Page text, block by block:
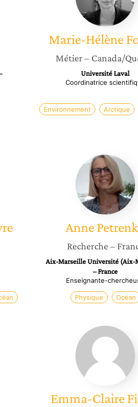
Marie-Hélène
Métier– Canada/
Université Laval
Coordinatrice
Environnement Arctique
Anne
Petrenko
Anne
Recherche –
Aix-Marseille Université (Aix-
– France
Enseignante-
Physique Océan
Emma-
Claire
Fierce
Emma-Claire